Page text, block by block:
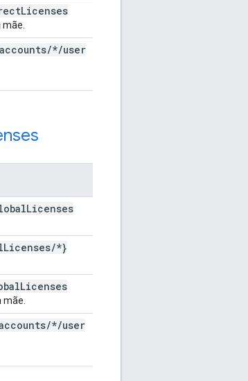
Licenses
accounts/*/user
Licenses
Licenses/*}
Licenses
/*/user